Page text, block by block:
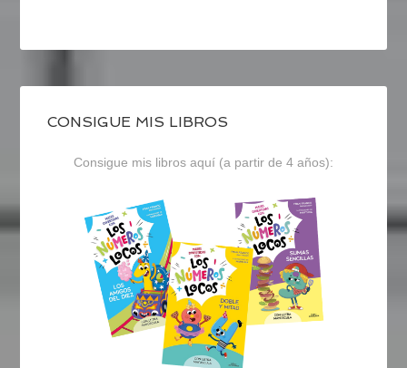
CONSIGUE MIS LIBROS
Consigue mis libros aquí (a partir de 4 años):